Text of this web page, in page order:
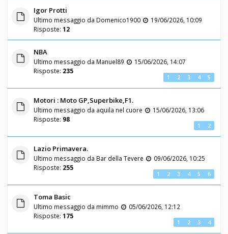
Igor Protti
Ultimo messaggio da Domenico1900
19/06/2026, 10:09
Risposte: 12
NBA
Ultimo messaggio da Manuel89
15/06/2026, 14:07
Risposte: 235
1 2 3 4 5
Motori : Moto GP,Superbike,F1.
Ultimo messaggio da aquila nel cuore
15/06/2026, 13:06
Risposte: 98
1 2
Lazio Primavera.
Ultimo messaggio da Bar della Tevere
09/06/2026, 10:25
Risposte: 255
1 2 3 4 5 6
Toma Basic
Ultimo messaggio da mimmo
05/06/2026, 12:12
Risposte: 175
1 2 3 4